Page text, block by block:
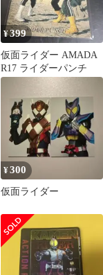
¥399
仮面ライダー AMADA
R17 ライダーパンチ
¥300
仮面ライダー